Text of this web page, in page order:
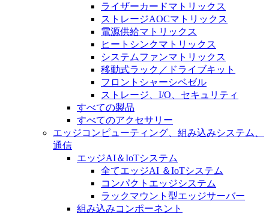
ライザーカードマトリックス
ストレージAOCマトリックス
電源供給マトリックス
ヒートシンクマトリックス
システムファンマトリックス
移動式ラック／ドライブキット
フロントシャーシベゼル
ストレージ、I/O、セキュリティ
すべての製品
すべてのアクセサリー
エッジコンピューティング、組み込みシステム、
通信
エッジAI＆IoTシステム
全てエッジAI ＆IoTシステム
コンパクトエッジシステム
ラックマウント型エッジサーバー
組み込みコンポーネント